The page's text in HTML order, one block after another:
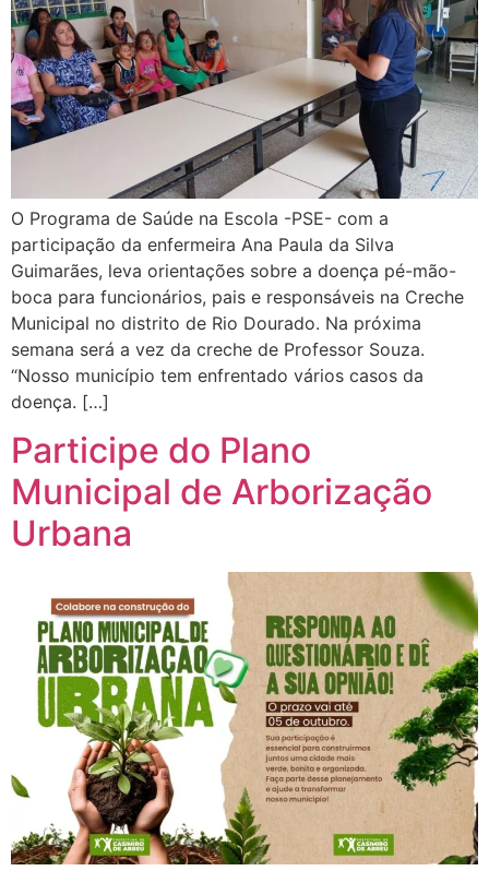
O Programa de Saúde na Escola -PSE- com a
participação da enfermeira Ana Paula da Silva
Guimarães, leva orientações sobre a doença pé-mão-
boca para funcionários, pais e responsáveis na Creche
Municipal no distrito de Rio Dourado. Na próxima
semana será a vez da creche de Professor Souza.
“Nosso município tem enfrentado vários casos da
doença. […]
Participe do Plano
Municipal de Arborização
Urbana